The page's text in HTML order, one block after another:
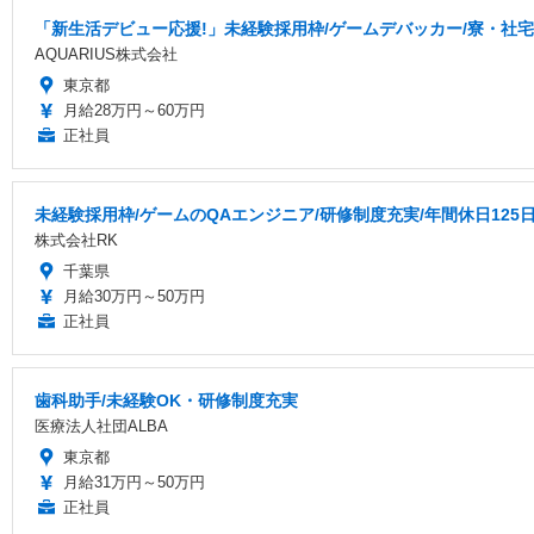
「新生活デビュー応援!」未経験採用枠/ゲームデバッカー/寮・社
AQUARIUS株式会社
東京都
月給28万円～60万円
正社員
未経験採用枠/ゲームのQAエンジニア/研修制度充実/年間休日125
株式会社RK
千葉県
月給30万円～50万円
正社員
歯科助手/未経験OK・研修制度充実
医療法人社団ALBA
東京都
月給31万円～50万円
正社員